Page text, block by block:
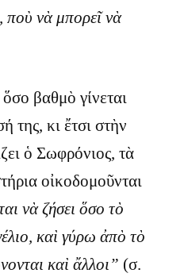
ποὺ νὰ μπορεῖ νὰ
βαθμὸ γίνεται
της, κι ἔτσι στὴν
ὁ Σωφρόνιος, τὰ
οἰκοδομοῦνται
νὰ ζήσει ὅσο τὸ
καὶ γύρω ἀπὸ τὸ
καὶ ἄλλοι” (σ.